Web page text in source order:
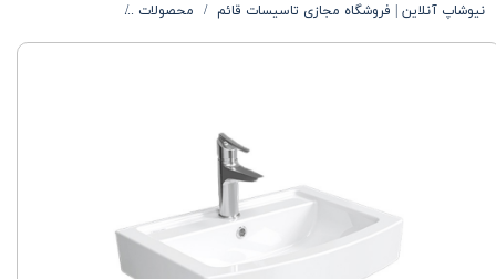
نیوشاپ آنلاین | فروشگاه مجازی تاسیسات قائم محصولات